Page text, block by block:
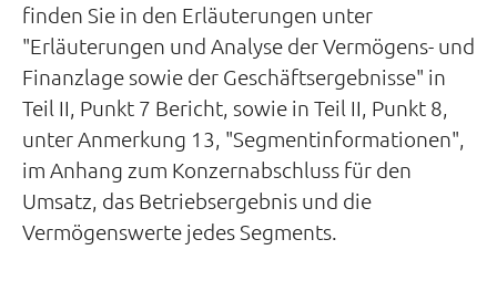
finden Sie in den Erläuterungen unter
"Erläuterungen und Analyse der Vermögens- und
Finanzlage sowie der Geschäftsergebnisse" in
Teil II, Punkt 7 Bericht, sowie in Teil II, Punkt 8,
unter Anmerkung 13, "Segmentinformationen",
im Anhang zum Konzernabschluss für den
Umsatz, das Betriebsergebnis und die
Vermögenswerte jedes Segments.